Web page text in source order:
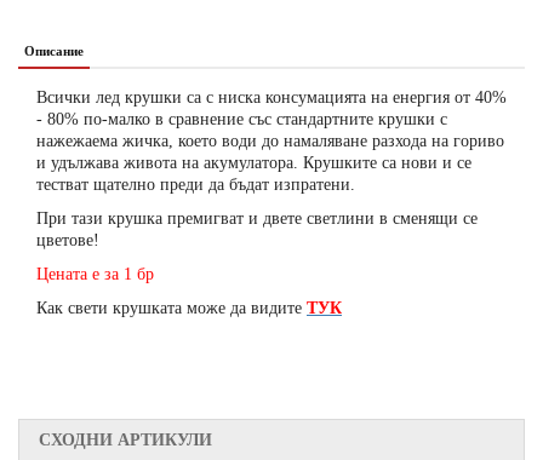
Описание
Всички лед крушки са с ниска консумацията на енергия от 40%
- 80% по-малко в сравнение със стандартните крушки с
нажежаема жичка, което води до намаляване разхода на гориво
и удължава живота на акумулатора. Крушките са нови и се
тестват щателно преди да бъдат изпратени.
При тази крушка премигват и двете светлини в сменящи се
цветове!
Цената е за 1 бр
Как свети крушката може да видите ТУК
СХОДНИ АРТИКУЛИ